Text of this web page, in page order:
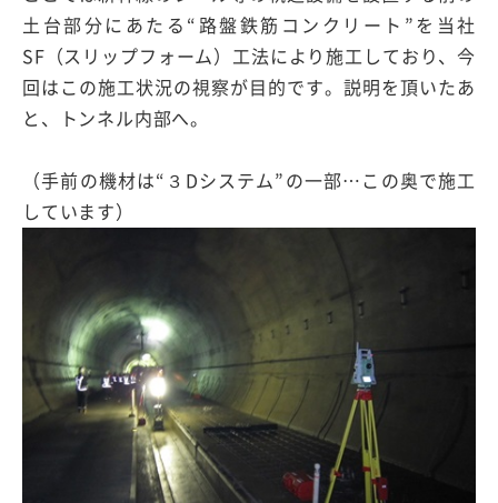
土台部分にあたる“路盤鉄筋コンクリート”を当社
SF（スリップフォーム）工法により施工しており、今
回はこの施工状況の視察が目的です。説明を頂いたあ
と、トンネル内部へ。
（手前の機材は“３Dシステム”の一部…この奥で施工
しています）